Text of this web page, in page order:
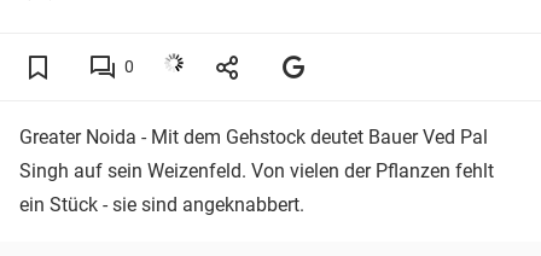
0
Greater Noida - Mit dem Gehstock deutet Bauer Ved Pal
Singh auf sein Weizenfeld. Von vielen der Pflanzen fehlt
ein Stück - sie sind angeknabbert.